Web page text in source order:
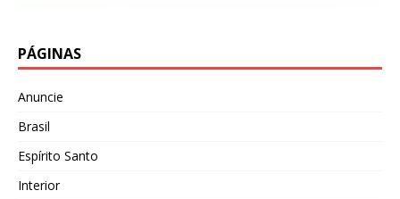
PÁGINAS
Anuncie
Brasil
Espírito Santo
Interior